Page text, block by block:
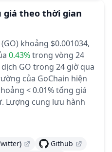
giá theo thời gian
khoảng $0.001034,
0.43%trong vòng 24
GO trong 24 giờ qua
của GoChain hiện
< 0.01% tổng giá
Lượng cung lưu hành
Github